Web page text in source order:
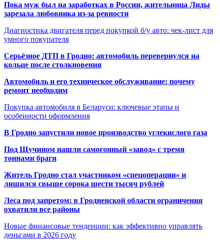
Пока муж был на заработках в России, жительница Лиды
зарезала любовника из-за ревности
Диагностика двигателя перед покупкой б/у авто: чек-лист для
умного покупателя
Серьёзное ДТП в Гродно: автомобиль перевернулся на
кольце после столкновения
Автомобиль и его техническое обслуживание: почему
ремонт необходим
Покупка автомобиля в Беларуси: ключевые этапы и
особенности оформления
В Гродно запустили новое производство углекислого газа
Под Щучином нашли самогонный «завод» с тремя
тоннами браги
Житель Гродно стал участником «спецоперации» и
лишился свыше сорока шести тысяч рублей
Леса под запретом: в Гродненской области ограничения
охватили все районы
Новые финансовые тенденции: как эффективно управлять
деньгами в 2026 году